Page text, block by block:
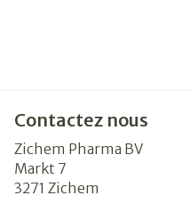
Contactez nous
Zichem Pharma BV
Markt 7
3271 Zichem